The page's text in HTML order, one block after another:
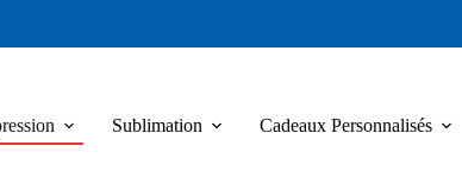
Sublimation Cadeaux Personnalisés